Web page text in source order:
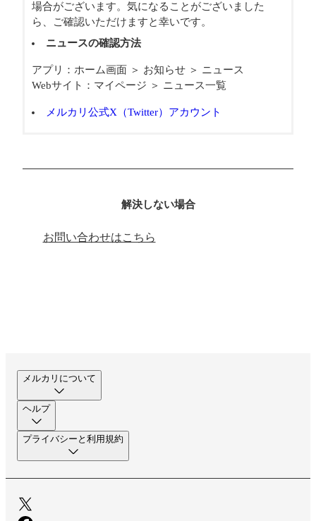
場合がございます。気になることがございました
ら、ご確認いただけますと幸いです。
ニュースの確認方法
アプリ：ホーム画面 ＞ お知らせ ＞ ニュース
Webサイト：マイページ ＞ ニュース一覧
メルカリ公式X（Twitter）アカウント
解決しない場合
お問い合わせはこちら
メルカリについて
ヘルプ
プライバシーと利用規約